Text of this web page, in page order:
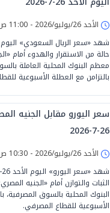
الأحد 26/يوليو/2026 - 11:00 ص
حالة من الاستقرار والهدوء أمام
معظم البنوك المحلية العاملة
بالتزامن مع العطلة الأسبوعية
سعر اليورو مقابل الجنيه
26-7-2026
الأحد 26/يوليو/2026 - 10:30 ص
الثبات والتوازن أمام «الجنيه
البنوك المحلية بالسوق المصرفية،
الأسبوعية للقطاع المصرفي.